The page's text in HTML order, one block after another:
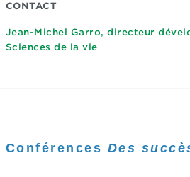
CONTACT
Jean-Michel Garro, directeur
Sciences de la vie
Conférences Des